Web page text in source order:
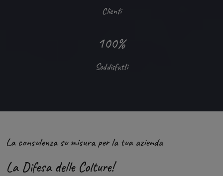
Clienti
100%
Soddisfatti
La consulenza su misura per la tua azienda
La Difesa delle Colture!